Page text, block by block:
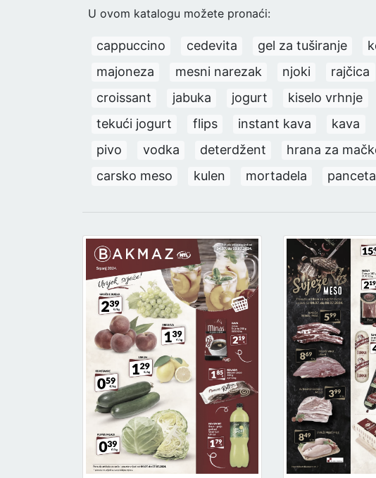
U ovom katalogu možete pronaći:
cappuccino cedevita gel za tuširanje
majoneza
mesni narezak njoki rajčica
croissant
jabuka jogurt kiselo vrhnje
tekući jogurt
flips instant kava kava
pivo
vodka deterdžent hrana za
carsko meso
kulen mortadela panceta